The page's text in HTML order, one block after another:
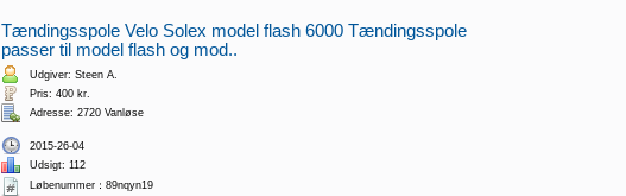
Tændingsspole Velo Solex model flash 6000 Tændingsspole
passer til model flash og mod..
Udgiver: Steen A.
Pris: 400 kr.
Adresse: 2720 Vanløse
2015-26-04
Udsigt: 112
Løbenummer：89nqyn19